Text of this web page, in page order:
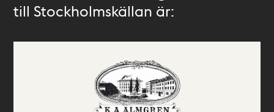
till Stockholmskällan är: